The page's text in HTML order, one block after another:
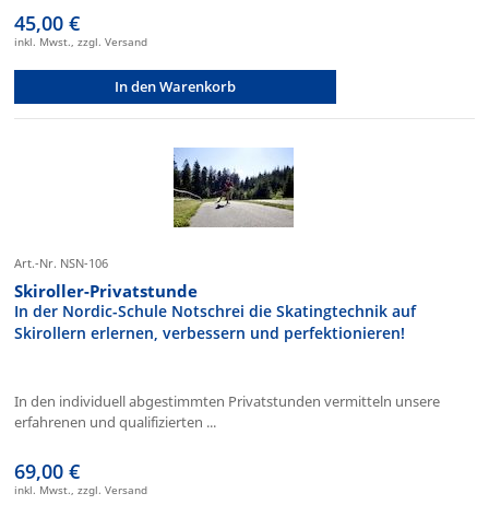
45,00 €
inkl. Mwst., zzgl. Versand
In den Warenkorb
Art.-Nr. NSN-106
Skiroller-Privatstunde
In der Nordic-Schule Notschrei die Skatingtechnik auf
Skirollern erlernen, verbessern und perfektionieren!
In den individuell abgestimmten Privatstunden vermitteln unsere
erfahrenen und qualifizierten ...
69,00 €
inkl. Mwst., zzgl. Versand